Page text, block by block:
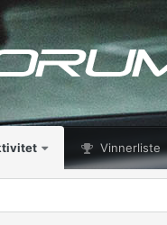
Vinnerliste